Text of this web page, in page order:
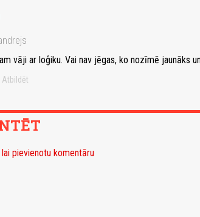
vāji ar loģiku. Vai nav jēgas, ko nozīmē jaunāks
Atbildēt
pievienotu komentāru